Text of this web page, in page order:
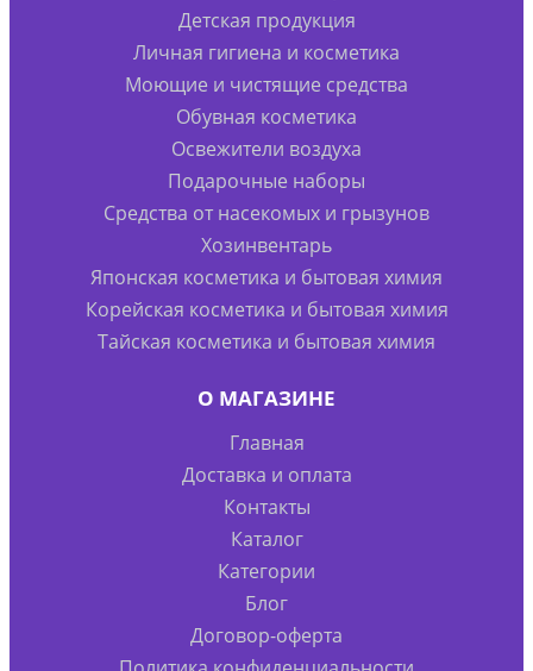
Детская продукция
Личная гигиена и косметика
Моющие и чистящие средства
Обувная косметика
Освежители воздуха
Подарочные наборы
Средства от насекомых и грызунов
Хозинвентарь
Японская косметика и бытовая химия
Корейская косметика и бытовая химия
Тайская косметика и бытовая химия
О МАГАЗИНЕ
Главная
Доставка и оплата
Контакты
Каталог
Категории
Блог
Договор-оферта